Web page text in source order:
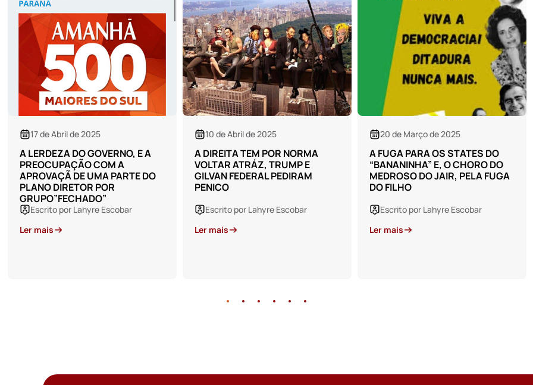
10 de Abril de 2025
A DIREITA TEM POR NORMA
VOLTAR ATRÁZ, TRUMP E
GILVAN FEDERAL PEDIRAM
PENICO
Escrito por Lahyre Escobar
Ler mais
20 de Março de 2025
A FUGA PARA OS STATES DO
“BANANINHA” E, O CHORO DO
MEDROSO DO JAIR, PELA FUGA
DO FILHO
Escrito por Lahyre Escobar
Ler mais
05 de Março de 2025
A VITÓRIA DA BEIJA FLOR E O
DELÍRIO DO TRUMP ACHANDO
QUE É O REI DO MUNDO.
Escrito por Lahyre Escobar
Ler mais